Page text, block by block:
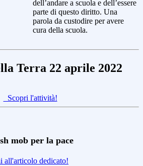
dell’andare a scuola e dell’essere
parte di questo diritto. Una
parola da custodire per avere
cura della scuola.
Terra 22 aprile 2022
Scopri l'attività!
mob per la pace
all'articolo dedicato!